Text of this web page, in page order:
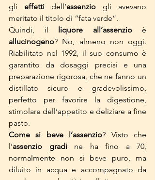
gli effetti dell’assenzio gli avevano
meritato il titolo di “fata verde”.
Quindi, il
liquore all’assenzio
allucinogeno? No, almeno non oggi.
Riabilitato nel 1992, il suo consumo è
garantito da dosaggi precisi e una
preparazione rigorosa, che ne fanno un
distillato sicuro e gradevolissimo,
perfetto per favorire la digestione,
stimolare dell’appetito e deliziare a fine
pasto.
Come si beve l’assenzio? Visto che
l’assenzio gradi ne ha fino a 70,
normalmente non si beve puro, ma
diluito in acqua e accompagnato da